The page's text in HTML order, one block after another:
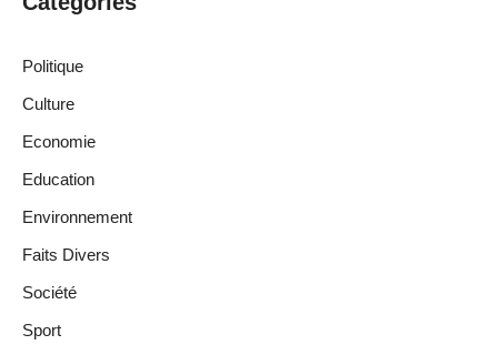
Politique
Culture
Economie
Education
Environnement
Faits Divers
Société
Sport